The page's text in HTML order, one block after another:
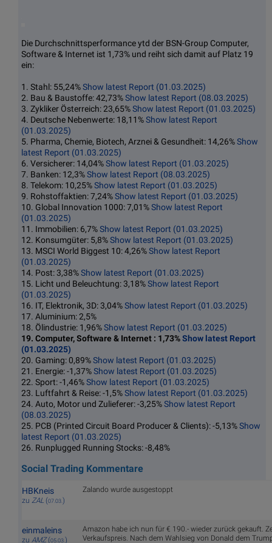
Die Durchschnittsperformance ytd der BSN-Group Computer,
Software & Internet ist 1,73% und reiht sich damit auf Platz 19
ein:
1. Stahl: 55,24%Show latest Report (01.03.2025)
2. Bau & Baustoffe: 42,73%Show latest Report (08.03.2025)
3. Zykliker Österreich: 23,65%Show latest Report (01.03.2025)
4. Deutsche Nebenwerte: 18,11%Show latest Report
(01.03.2025)
5. Pharma, Chemie, Biotech, Arznei & Gesundheit: 14,26%Show
latest Report (01.03.2025)
6. Versicherer: 14,04%Show latest Report (01.03.2025)
7. Banken: 12,3%Show latest Report (08.03.2025)
8. Telekom: 10,25%Show latest Report (01.03.2025)
9. Rohstoffaktien: 7,24%Show latest Report (01.03.2025)
10. Global Innovation 1000: 7,01%Show latest Report
(01.03.2025)
11. Immobilien: 6,7%Show latest Report (01.03.2025)
12. Konsumgüter: 5,8%Show latest Report (01.03.2025)
13. MSCI World Biggest 10: 4,26%Show latest Report
(01.03.2025)
14. Post: 3,38%Show latest Report (01.03.2025)
15. Licht und Beleuchtung: 3,18%Show latest Report
(01.03.2025)
16. IT, Elektronik, 3D: 3,04%Show latest Report (01.03.2025)
17. Aluminium: 2,5%
18. Ölindustrie: 1,96%Show latest Report (01.03.2025)
19. Computer, Software & Internet : 1,73%Show latest Report
(01.03.2025)
20. Gaming: 0,89%Show latest Report (01.03.2025)
21. Energie: -1,37%Show latest Report (01.03.2025)
22. Sport: -1,46%Show latest Report (01.03.2025)
23. Luftfahrt & Reise: -1,5%Show latest Report (01.03.2025)
24. Auto, Motor und Zulieferer: -3,25%Show latest Report
(08.03.2025)
25. PCB (Printed Circuit Board Producer & Clients): -5,13%Show
latest Report (01.03.2025)
26. Runplugged Running Stocks: -8,48%
Social Trading Kommentare
HBKneis
zu ZAL (07.03.)
Zalando wurde ausgestoppt
einmaleins
zu AMZ(05.03.)
Amazon habe ich nun für € 190.- wieder zurück gekauft.
Verkaufspreis. Nach dem Wahlsieg von Donald dem